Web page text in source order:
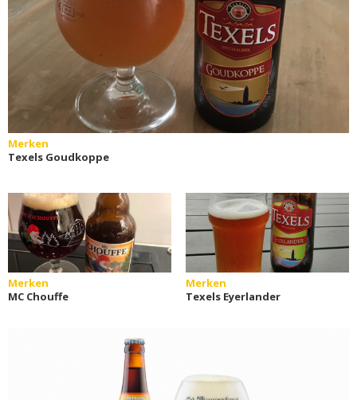
Merken
Texels Goudkoppe
Merken
MC Chouffe
Merken
Texels Eyerlander